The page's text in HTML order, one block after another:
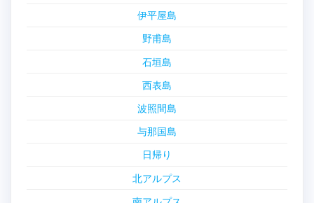
伊平屋島
野甫島
石垣島
西表島
波照間島
与那国島
日帰り
北アルプス